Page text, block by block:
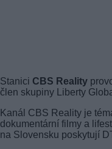
Stanici CBS Reality
člen skupiny Liberty
Kanál CBS Reality je
dokumentární filmy a
na Slovensku poskytují